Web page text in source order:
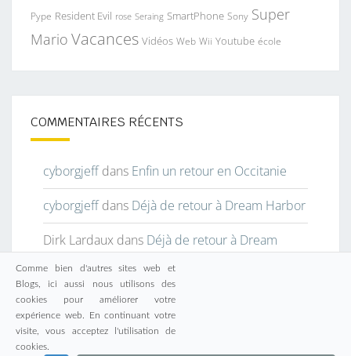
Pype Resident Evil rose Seraing SmartPhone Sony Super
Mario Vacances Vidéos Web Wii Youtube école
COMMENTAIRES RÉCENTS
cyborgjeffdans Enfin un retour en Occitanie
cyborgjeffdans Déjà de retour à Dream Harbor
Dirk Lardaux dans Déjà de retour à Dream
Harbor
Agnès-Lou Baptiste
dans
Occitanie
cjdansMuraille de Chine
Comme bien d'autres sites web et
Blogs, ici aussi nous utilisons des
cookies pour améliorer votre
expérience web. En continuant votre
visite, vous acceptez l'utilisation de
cookies.